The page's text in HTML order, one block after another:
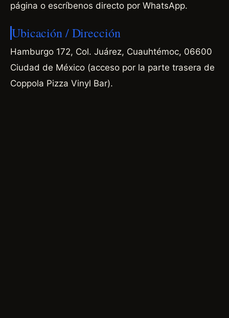
página o escríbenos directo por WhatsApp.
Ubicación / Dirección
Hamburgo 172, Col. Juárez, Cuauhtémoc, 06600
Ciudad de México (acceso por la parte trasera de
Coppola Pizza Vinyl Bar).